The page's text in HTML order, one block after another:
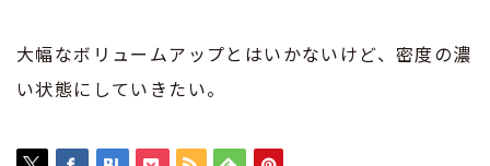
大幅なボリュームアップとはいかないけど、密度の濃
い状態にしていきたい。